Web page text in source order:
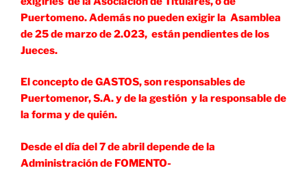
Puertomeno. Además no pueden exigir la Asamblea
de 25 de marzo de 2.023, están pendientes de los
Jueces.
El concepto de GASTOS, son responsables de
Puertomenor, S.A. y de la gestión y la responsable de
la forma y de quién.
Desde el día del 7 de abril depende de la
Administración de FOMENTO-